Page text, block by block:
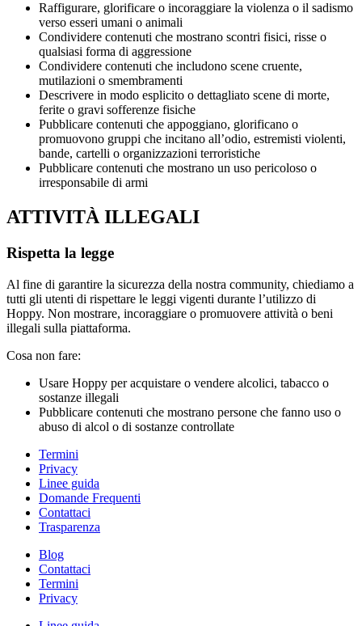
Raffigurare, glorificare o incoraggiare la violenza o il sadismo
verso esseri umani o animali
Condividere contenuti che mostrano scontri fisici, risse o
qualsiasi forma di aggressione
Condividere contenuti che includono scene cruente,
mutilazioni o smembramenti
Descrivere in modo esplicito o dettagliato scene di morte,
ferite o gravi sofferenze fisiche
Pubblicare contenuti che appoggiano, glorificano o
promuovono gruppi che incitano all’odio, estremisti violenti,
bande, cartelli o organizzazioni terroristiche
Pubblicare contenuti che mostrano un uso pericoloso o
irresponsabile di armi
ATTIVITÀ ILLEGALI
Rispetta la legge
Al fine di garantire la sicurezza della nostra community, chiediamo a
tutti gli utenti di rispettare le leggi vigenti durante l’utilizzo di
Hoppy. Non mostrare, incoraggiare o promuovere attività o beni
illegali sulla piattaforma.
Cosa non fare:
Usare Hoppy per acquistare o vendere alcolici, tabacco o
sostanze illegali
Pubblicare contenuti che mostrano persone che fanno uso o
abuso di alcol o di sostanze controllate
Termini
Privacy
Linee guida
Domande Frequenti
Contattaci
Trasparenza
Blog
Contattaci
Termini
Privacy